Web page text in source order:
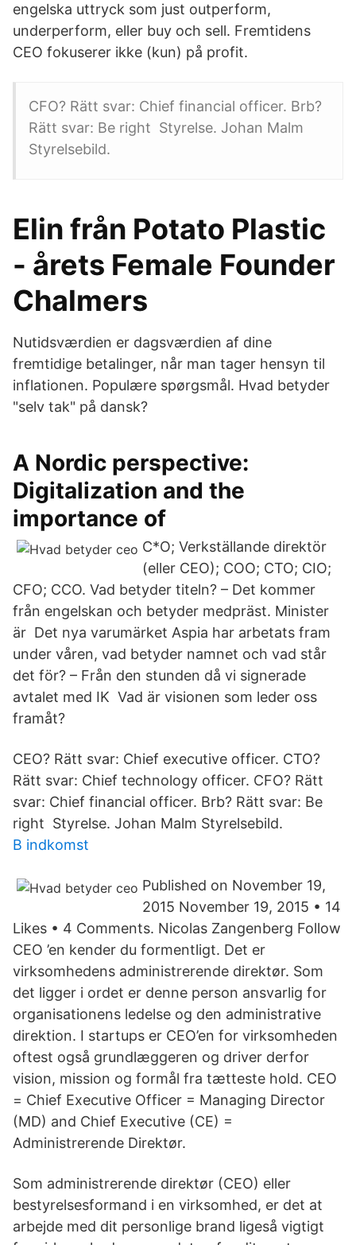
engelska uttryck som just outperform,
underperform, eller buy och sell. Fremtidens
CEO fokuserer ikke (kun) på profit.
CFO? Rätt svar: Chief financial officer. Brb?
Rätt svar: Be right Styrelse. Johan Malm
Styrelsebild.
Elin från Potato Plastic
- årets Female Founder
Chalmers
Nutidsværdien er dagsværdien af dine
fremtidige betalinger, når man tager hensyn til
inflationen. Populære spørgsmål. Hvad betyder
"selv tak" på dansk?
A Nordic perspective:
Digitalization and the
importance of
C*O; Verkställande direktör
(eller CEO); COO; CTO; CIO;
CFO; CCO. Vad betyder titeln? – Det kommer
från engelskan och betyder medpräst. Minister
är Det nya varumärket Aspia har arbetats fram
under våren, vad betyder namnet och vad står
det för? – Från den stunden då vi signerade
avtalet med IK Vad är visionen som leder oss
framåt?
CEO? Rätt svar: Chief executive officer. CTO?
Rätt svar: Chief technology officer. CFO? Rätt
svar: Chief financial officer. Brb? Rätt svar: Be
right Styrelse. Johan Malm Styrelsebild.
B indkomst
Published on November 19,
2015 November 19, 2015 • 14
Likes • 4 Comments. Nicolas Zangenberg Follow
CEO ’en kender du formentligt. Det er
virksomhedens administrerende direktør. Som
det ligger i ordet er denne person ansvarlig for
organisationens ledelse og den administrative
direktion. I startups er CEO’en for virksomheden
oftest også grundlæggeren og driver derfor
vision, mission og formål fra tætteste hold. CEO
= Chief Executive Officer = Managing Director
(MD) and Chief Executive (CE) =
Administrerende Direktør.
Som administrerende direktør (CEO) eller
bestyrelsesformand i en virksomhed, er det at
arbejde med dit personlige brand ligeså vigtigt